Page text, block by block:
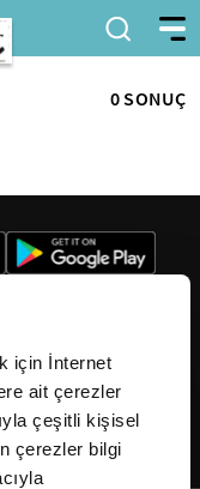
için İnternet
ait çerezler
çeşitli kişisel
çerezler bilgi
0 SONUÇ